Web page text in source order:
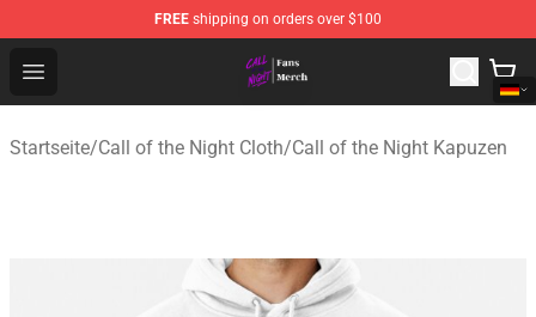
FREE shipping on orders over $100
Open menu
Call of the Night Store - Official Call of the Night
Startseite/Call of the Night Cloth/Call of the Night Kapuzen